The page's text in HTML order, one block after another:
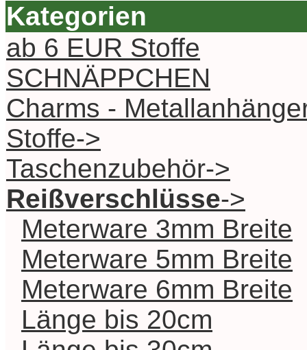
Kategorien
ab 6 EUR Stoffe
SCHNÄPPCHEN
Charms -
Stoffe->
Taschenzubehör->
Reißverschlüsse->
Meterware 3mm Breite
Meterware 5mm Breite
Meterware 6mm Breite
Länge bis 20cm